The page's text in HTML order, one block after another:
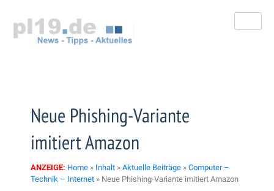
springen
Neue Phishing-Variante
imitiert Amazon
ANZEIGE: Home » Inhalt » Aktuelle Beiträge » Computer –
Technik – Internet » Neue Phishing-Variante imitiert Amazon